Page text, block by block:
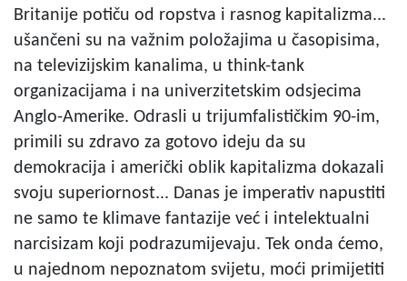
Britanije potiču od ropstva i rasnog kapitalizma...
ušančeni su na važnim položajima u časopisima,
na televizijskim kanalima, u think-tank
organizacijama i na univerzitetskim odsjecima
Anglo-Amerike. Odrasli u trijumfalističkim 90-im,
primili su zdravo za gotovo ideju da su
demokracija i američki oblik kapitalizma dokazali
svoju superiornost... Danas je imperativ napustiti
ne samo te klimave fantazije već i intelektualni
narcisizam koji podrazumijevaju. Tek onda ćemo,
u najednom nepoznatom svijetu, moći primijetiti